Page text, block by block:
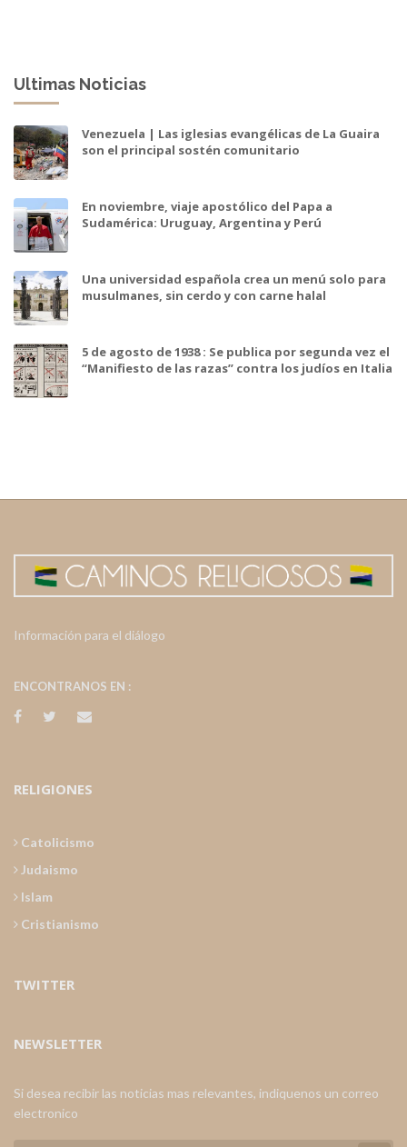
Ultimas Noticias
Venezuela | Las iglesias evangélicas de La Guaira
son el principal sostén comunitario
En noviembre, viaje apostólico del Papa a
Sudamérica: Uruguay, Argentina y Perú
Una universidad española crea un menú solo para
musulmanes, sin cerdo y con carne halal
5 de agosto de 1938 : Se publica por segunda vez el
“Manifiesto de las razas” contra los judíos en Italia
Información para el diálogo
ENCONTRANOS EN :
RELIGIONES
Catolicismo
Judaismo
Islam
Cristianismo
TWITTER
NEWSLETTER
Si desea recibir las noticias mas relevantes, indiquenos un correo
electronico